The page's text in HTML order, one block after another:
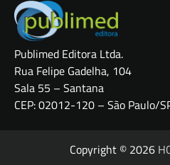
Publimed Editora Ltda.
Rua Felipe Gadelha, 104
Sala 55 – Santana
CEP: 02012-120 – São Paulo/
Copyright © 2026